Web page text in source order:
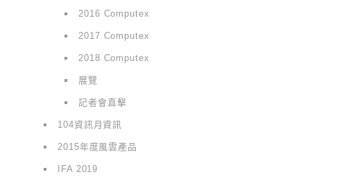
2016 Computex
2017 Computex
2018 Computex
展覽
記者會直擊
104資訊月資訊
2015年度風雲產品
IFA 2019